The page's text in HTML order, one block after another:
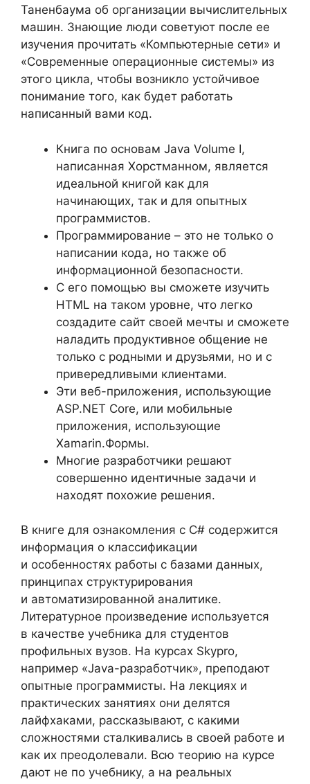
Таненбаума об организации вычислительных
машин. Знающие люди советуют после ее
изучения прочитать «Компьютерные сети» и
«Современные операционные системы» из
этого цикла, чтобы возникло устойчивое
понимание того, как будет работать
написанный вами код.
Книга по основам Java Volume I,
написанная Хорстманном, является
идеальной книгой как для
начинающих, так и для опытных
программистов.
Программирование – это не только о
написании кода, но также об
информационной безопасности.
С его помощью вы сможете изучить
HTML на таком уровне, что легко
создадите сайт своей мечты и сможете
наладить продуктивное общение не
только с родными и друзьями, но и с
привередливыми клиентами.
Эти веб-приложения, использующие
ASP.NET Core, или мобильные
приложения, использующие
Xamarin.Формы.
Многие разработчики решают
совершенно идентичные задачи и
находят похожие решения.
В книге для ознакомления с C# содержится
информация о классификации
и особенностях работы с базами данных,
принципах структурирования
и автоматизированной аналитике.
Литературное произведение используется
в качестве учебника для студентов
профильных вузов. На курсах Skypro,
например «Java-разработчик», преподают
опытные программисты. На лекциях и
практических занятиях они делятся
лайфхаками, рассказывают, с какими
сложностями сталкивались в своей работе и
как их преодолевали. Всю теорию на курсе
дают не по учебнику, а на реальных